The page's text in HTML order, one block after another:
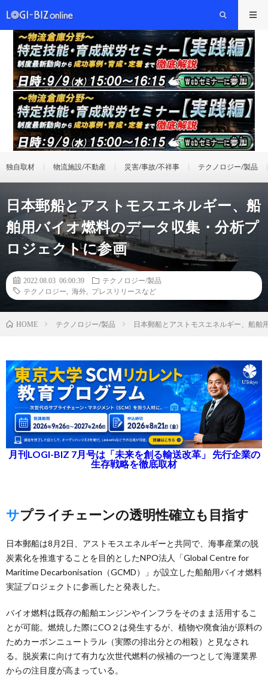
独自取材 物流施設/不動産 災害/事故/不祥事 テクノロジー/製品
日本郵船とアストモスエネルギー、船
舶用バイオ燃料のデータ収集・分析プ
ロジェクトに参画
2022.08.03 06:00:39
テクノロジー/製品
テクノロジー
海外 プレスリリースなど
HOME テクノロジー/製品 日本郵船とアストモスエネルギー、船舶
月刊LOGI-BIZ 7月号は「未来を創る輸送改革」 先行企業の
生存戦略を徹底取材
サプライチェーンの透明性確立も目指す
日本郵船は8月2日、アストモスエネルギーと共同で、海事産業の脱
炭素化を推進することを目的としたNPO法人「Global Centre for
Maritime Decarbonisation（GCMD）」が設立した船舶用バイオ燃料
実証プロジェクトに参画したと発表した。
バイオ燃料は既存の船舶エンジンやインフラをそのまま活用するこ
とが可能。燃焼した際にCO２は発生するが、植物や廃食油が原料の
ためカーボンニュートラル（実際の排出分との相殺）と見なされ
る。脱炭素に向けて有力な次世代燃料の候補の一つとして海運業界
からの注目度が高まっている。